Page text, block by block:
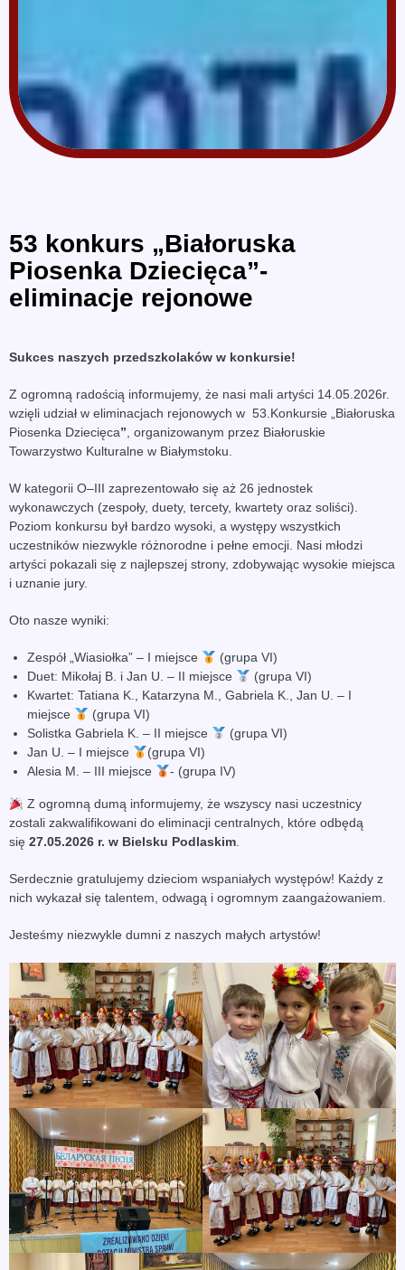
53 konkurs „Białoruska
Piosenka Dziecięca”-
eliminacje rejonowe
Sukces naszych przedszkolaków w konkursie!
Z ogromną radością informujemy, że nasi mali artyści 14.05.2026r.
wzięli udział w eliminacjach rejonowych w 53.Konkursie „Białoruska
Piosenka Dziecięca”, organizowanym przez Białoruskie
Towarzystwo Kulturalne w Białymstoku.
W kategorii O–III zaprezentowało się aż 26 jednostek
wykonawczych (zespoły, duety, tercety, kwartety oraz soliści).
Poziom konkursu był bardzo wysoki, a występy wszystkich
uczestników niezwykle różnorodne i pełne emocji. Nasi młodzi
artyści pokazali się z najlepszej strony, zdobywając wysokie miejsca
i uznanie jury.
Oto nasze wyniki:
Zespół „Wiasiołka” – I miejsce
(grupa VI)
Duet: Mikołaj B. i Jan U. – II miejsce
(grupa VI)
Kwartet: Tatiana K., Katarzyna M., Gabriela K., Jan U. – I
miejsce
(grupa VI)
Solistka Gabriela K. – II miejsce
(grupa VI)
Jan U. – I miejsce
(grupa VI)
Alesia M. – III miejsce
- (grupa IV)
Z ogromną dumą informujemy, że wszyscy nasi uczestnicy
zostali zakwalifikowani do eliminacji centralnych, które odbędą
się 27.05.2026 r. w Bielsku Podlaskim.
Serdecznie gratulujemy dzieciom wspaniałych występów! Każdy z
nich wykazał się talentem, odwagą i ogromnym zaangażowaniem.
Jesteśmy niezwykle dumni z naszych małych artystów!